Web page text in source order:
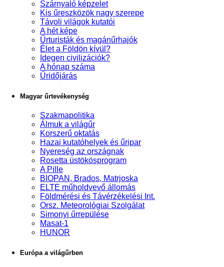
Szárnyaló képzelet
Kis űreszközök nagy szerepe
Távoli világok kutatói
A hét képe
Űrturisták és magánűrhajók
Élet a Földön kívül?
Idegen civilizációk?
A hónap száma
Űridőjárás
Magyar űrtevékenység
Szakmapolitika
Álmuk a világűr
Korszerű oktatás
Hazai kutatóhelyek és űripar
Nyereség az országnak
Rosetta üstökösprogram
A Pille
BIOPAN, Brados, Matrjoska
ELTE műholdvevő állomás
Földmérési és Távérzékelési Int.
Orsz. Meteorológiai Szolgálat
Simonyi űrrepülése
Masat-1
HUNOR
Európa a világűrben